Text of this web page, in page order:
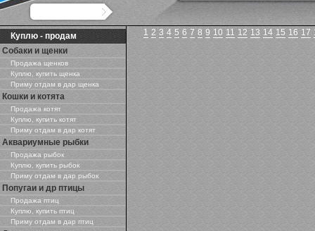
1 2 3 4 5 6 7 8 9 10 11 12 13 14 15 16 17
Куплю - продам
Собаки и щенки
Продажа щенков
Куплю, купить щенка
Приму отдам в дар щенка
Кошки и котята
Продажа котят
Куплю, купить котят
Приму отдам в дар котят
Аквариумные рыбки
Продажа рыбок
Куплю, купить рыбок
Приму отдам в дар рыбок
Попугаи и др птицы
Продажа птиц
Куплю, купить птиц
Приму отдам в дар птиц